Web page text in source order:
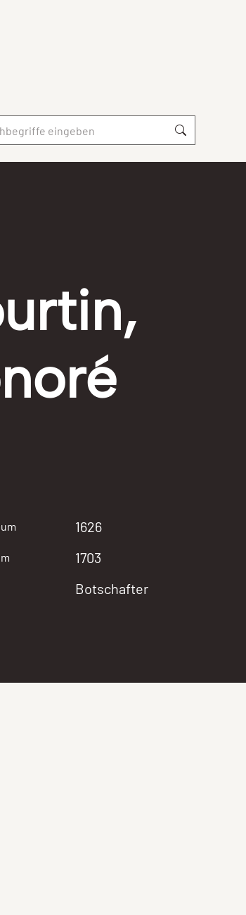
1626
1703
Botschafter